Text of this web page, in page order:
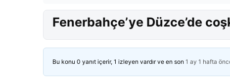
Fenerbahçe’ye Düzce’de
Bu konu 0 yanıt içerir, 1 izleyen vardır ve en son 1 ay 1 hafta